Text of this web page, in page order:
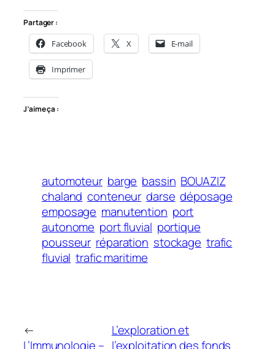
Partager :
Facebook X E-mail
Imprimer
J’aime ça :
automoteur barge bassin BOUAZIZ
chaland conteneur darse déposage
emposage manutention port
autonome port fluvial portique
pousseur réparation stockage trafic
fluvial trafic maritime
←
L’Immunologie –
L’exploration et
l’exploitation des fonds